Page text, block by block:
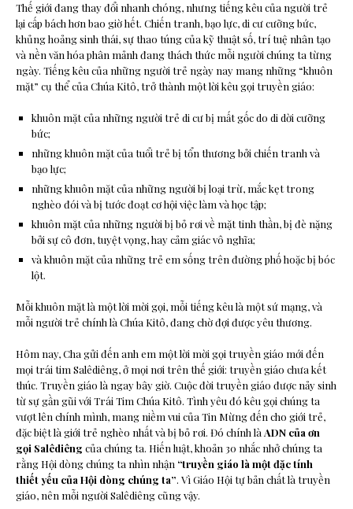
Thế giới đang thay đổi nhanh chóng, nhưng tiếng kêu của người trẻ
lại cấp bách hơn bao giờ hết. Chiến tranh, bạo lực, di cư cưỡng bức,
khủng hoảng sinh thái, sự thao túng của kỹ thuật số, trí tuệ nhân tạo
và nền văn hóa phân mảnh đang thách thức mỗi người chúng ta từng
ngày. Tiếng kêu của những người trẻ ngày nay mang những “khuôn
mặt” cụ thể của Chúa Kitô, trở thành một lời kêu gọi truyền giáo:
khuôn mặt của những người trẻ di cư bị mất gốc do di dời cưỡng
bức;
những khuôn mặt của tuổi trẻ bị tổn thương bởi chiến tranh và
bạo lực;
những khuôn mặt của những người bị loại trừ, mắc kẹt trong
nghèo đói và bị tước đoạt cơ hội việc làm và học tập;
khuôn mặt của những người bị bỏ rơi về mặt tinh thần, bị đè nặng
bởi sự cô đơn, tuyệt vọng, hay cảm giác vô nghĩa;
và khuôn mặt của những trẻ em sống trên đường phố hoặc bị bóc
lột.
Mỗi khuôn mặt là một lời mời gọi, mỗi tiếng kêu là một sứ mạng, và
mỗi người trẻ chính là Chúa Kitô, đang chờ đợi được yêu thương.
Hôm nay, Cha gửi đến anh em một lời mời gọi truyền giáo mới đến
mọi trái tim Salêdiêng, ở mọi nơi trên thế giới: truyền giáo chưa kết
thúc. Truyền giáo là ngay bây giờ. Cuộc đời truyền giáo được nảy sinh
từ sự gần gũi với Trái Tim Chúa Kitô. Tình yêu đó kêu gọi chúng ta
vượt lên chính mình, mang niềm vui của Tin Mừng đến cho giới trẻ,
đặc biệt là giới trẻ nghèo nhất và bị bỏ rơi. Đó chính là ADN của ơn
gọi Salêdiêng của chúng ta. Hiến luật, khoản 30 nhắc nhở chúng ta
rằng Hội dòng chúng ta nhìn nhận “truyền giáo là một đặc tính
thiết yếu của Hội dòng chúng ta”. Vì Giáo Hội tự bản chất là truyền
giáo, nên mỗi người Salêdiêng cũng vậy.